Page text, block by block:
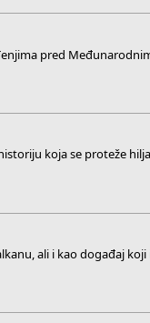
pred
koja se proteže
ali i kao događaj